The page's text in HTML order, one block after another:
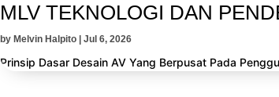
MLV TEKNOLOGI DAN
by Melvin Halpito Jul 6, 2026
Prinsip Dasar Desain AV Yang Berpusat Pada